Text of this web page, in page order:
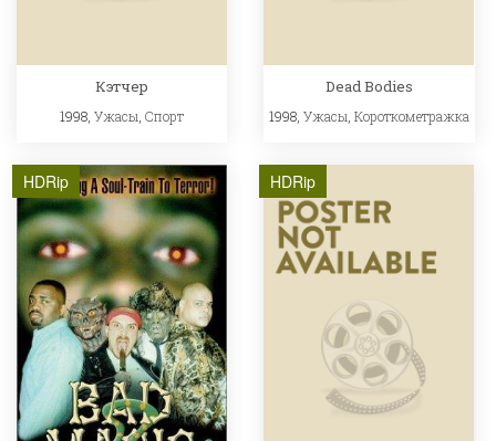
Кэтчер
1998, Ужасы Спорт
Dead Bodies
1998,Ужасы ,Короткометражка
HDRip HDRip